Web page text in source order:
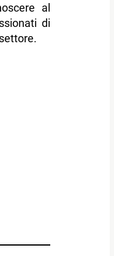
al
di